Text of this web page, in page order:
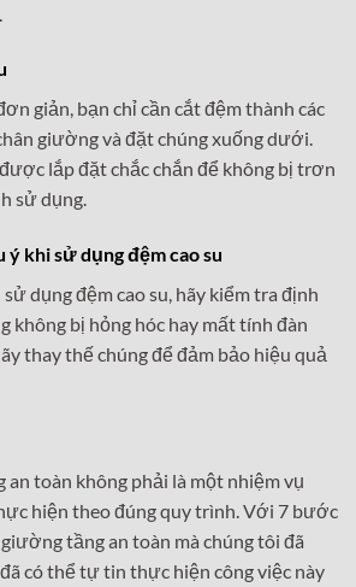
giản, bạn chỉ cần cắt đệm thành các
giường và đặt chúng xuống dưới.
lắp đặt chắc chắn để không bị trơn
sử dụng.
khi sử dụng đệm cao su
dụng đệm cao su, hãy kiểm tra định
không bị hỏng hóc hay mất tính đàn
thay thế chúng để đảm bảo hiệu quả
toàn không phải là một nhiệm vụ
hiện theo đúng quy trình. Với 7 bước
tầng an toàn mà chúng tôi đã
có thể tự tin thực hiện công việc này